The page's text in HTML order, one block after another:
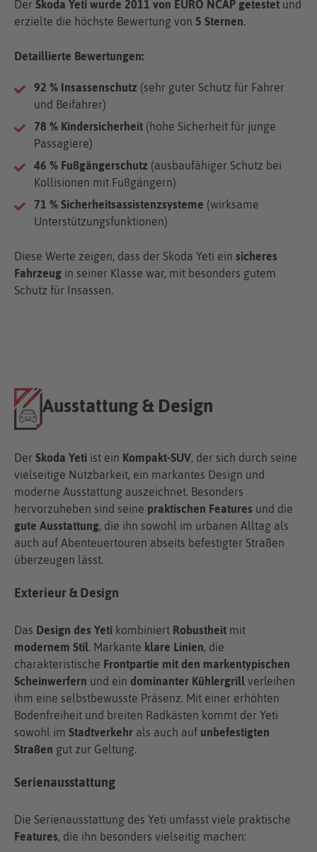
Der Skoda Yeti wurde 2011 von EURO NCAP getestet und
erzielte die höchste Bewertung von 5 Sternen.
Detaillierte Bewertungen:
92 % Insassenschutz (sehr guter Schutz für Fahrer
und Beifahrer)
78 % Kindersicherheit (hohe Sicherheit für junge
Passagiere)
46 % Fußgängerschutz (ausbaufähiger Schutz bei
Kollisionen mit Fußgängern)
71 % Sicherheitsassistenzsysteme (wirksame
Unterstützungsfunktionen)
Diese Werte zeigen, dass der Skoda Yeti ein sicheres
Fahrzeug in seiner Klasse war, mit besonders gutem
Schutz für Insassen.
Ausstattung & Design
Der Skoda Yeti ist ein Kompakt-SUV, der sich durch seine
vielseitige Nutzbarkeit, ein markantes Design und
moderne Ausstattung auszeichnet. Besonders
hervorzuheben sind seine praktischen Features und die
gute Ausstattung, die ihn sowohl im urbanen Alltag als
auch auf Abenteuertouren abseits befestigter Straßen
überzeugen lässt.
Exterieur & Design
Das Design des Yeti kombiniert Robustheit mit
modernem Stil. Markante klare Linien, die
charakteristische Frontpartie mit den markentypischen
Scheinwerfern und ein dominanter Kühlergrill verleihen
ihm eine selbstbewusste Präsenz. Mit einer erhöhten
Bodenfreiheit und breiten Radkästen kommt der Yeti
sowohl im Stadtverkehr als auch auf unbefestigten
Straßen gut zur Geltung.
Serienausstattung
Die Serienausstattung des Yeti umfasst viele praktische
Features, die ihn besonders vielseitig machen: